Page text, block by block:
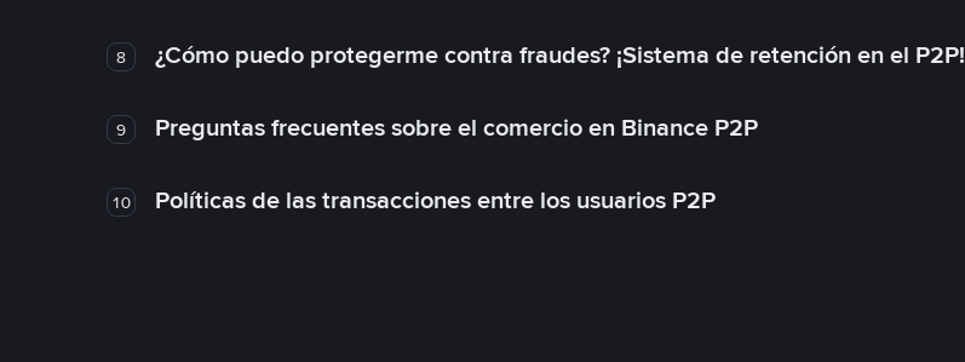
8 ¿Cómo puedo protegerme contra fraudes? ¡Sistema de retención en el P2P!
9 Preguntas frecuentes sobre el comercio en Binance P2P
10 Políticas de las transacciones entre los usuarios P2P